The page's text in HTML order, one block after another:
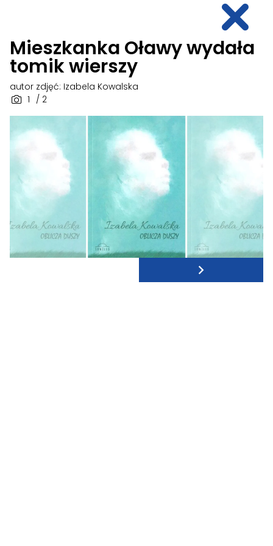
Mieszkanka Oławy wydała
tomik wierszy
1 / 2
autor zdjęć: Izabela Kowalska